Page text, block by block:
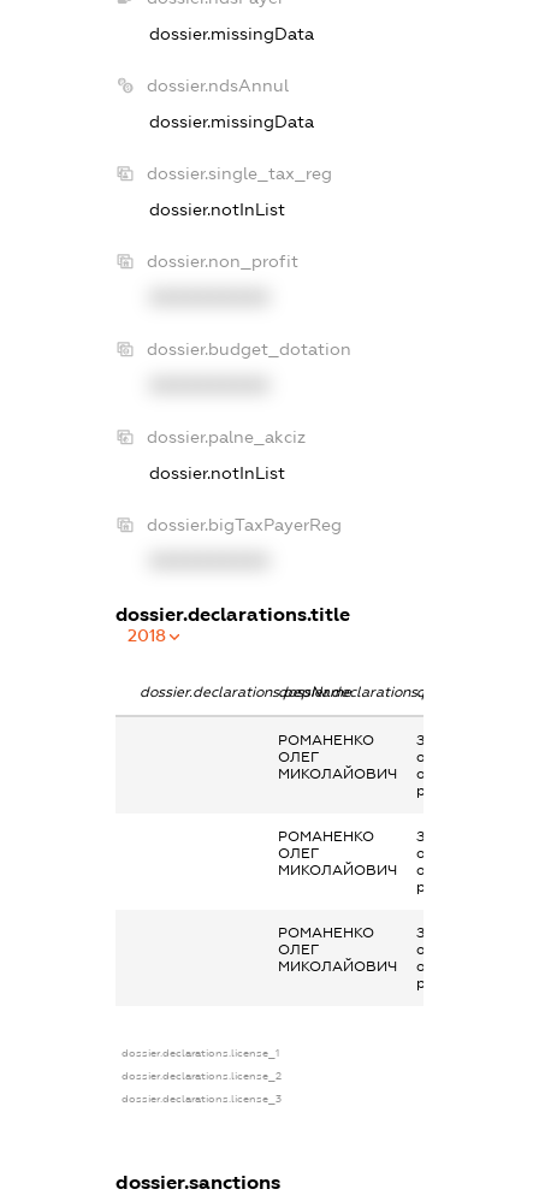
dossier.missingData
dossier.ndsAnnul
dossier.missingData
dossier.single_tax_reg
dossier.notInList
dossier.non_profit
dossier.budget_dotation
dossier.palne_akciz
dossier.notInList
dossier.bigTaxPayerReg
dossier.declarations.title
2018
dossier.declarations.pepNamedossier.declarations.personName
РОМАНЕНКО
ОЛЕГ
МИКОЛАЙОВИЧ
Заробітна плата
отримана за
основним місцем
роботи
РОМАНЕНКО
ОЛЕГ
МИКОЛАЙОВИЧ
Заробітна плата
отримана за
основним місцем
роботи
РОМАНЕНКО
ОЛЕГ
МИКОЛАЙОВИЧ
Заробітна плата
отримана за
основним місцем
роботи
dossier.declarations.license_1
dossier.declarations.license_2
dossier.declarations.license_3
dossier.sanctions